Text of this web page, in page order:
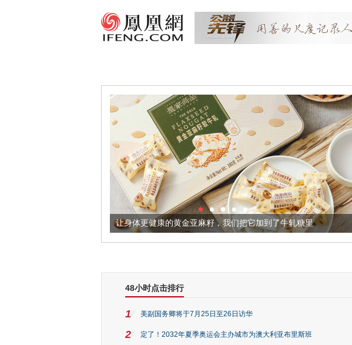
让身体更健康的黄金亚麻籽，我们把它加到了牛轧糖里
48小时点击排行
1 美副国务卿将于7月25日至26日访华
2 定了！2032年夏季奥运会主办城市为澳大利亚布里斯班